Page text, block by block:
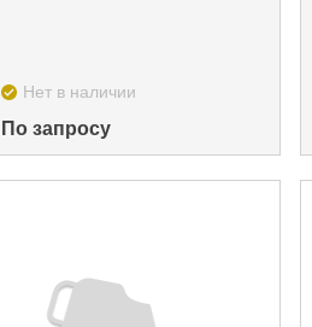
Нет в наличии
По запросу